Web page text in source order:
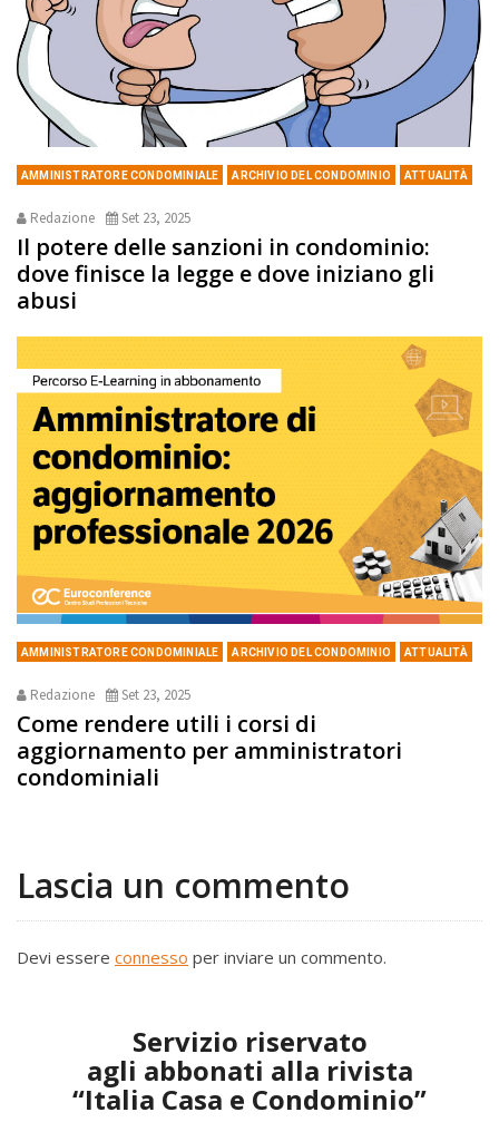
AMMINISTRATORE CONDOMINIALE ARCHIVIO DEL CONDOMINIO ATTUALITÀ
Redazione Set 23, 2025
Il potere delle sanzioni in condominio:
dove finisce la legge e dove iniziano gli
abusi
AMMINISTRATORE CONDOMINIALE ARCHIVIO DEL CONDOMINIO ATTUALITÀ
Redazione Set 23, 2025
Come rendere utili i corsi di
aggiornamento per amministratori
condominiali
Lascia un commento
Devi essere connesso per inviare un commento.
Servizio riservato
agli abbonati alla rivista
“Italia Casa e Condominio”